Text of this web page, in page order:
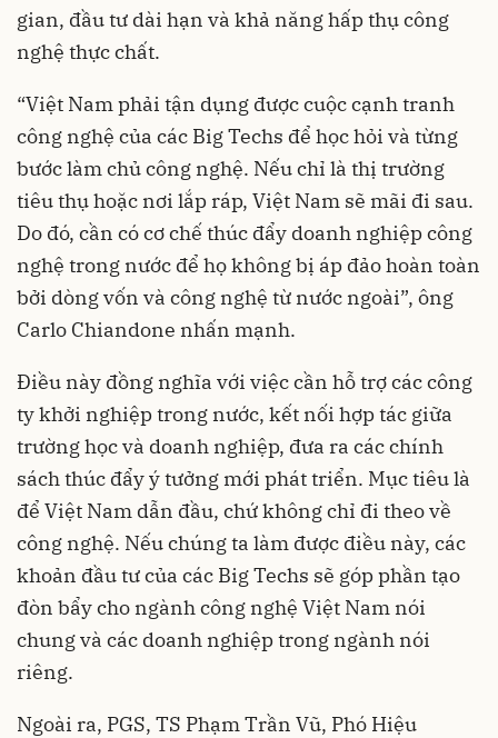
gian, đầu tư dài hạn và khả năng hấp thụ công
nghệ thực chất.
“Việt Nam phải tận dụng được cuộc cạnh tranh
công nghệ của các Big Techs để học hỏi và từng
bước làm chủ công nghệ. Nếu chỉ là thị trường
tiêu thụ hoặc nơi lắp ráp, Việt Nam sẽ mãi đi sau.
Do đó, cần có cơ chế thúc đẩy doanh nghiệp công
nghệ trong nước để họ không bị áp đảo hoàn toàn
bởi dòng vốn và công nghệ từ nước ngoài”, ông
Carlo Chiandone nhấn mạnh.
Điều này đồng nghĩa với việc cần hỗ trợ các công
ty khởi nghiệp trong nước, kết nối hợp tác giữa
trường học và doanh nghiệp, đưa ra các chính
sách thúc đẩy ý tưởng mới phát triển. Mục tiêu là
để Việt Nam dẫn đầu, chứ không chỉ đi theo về
công nghệ. Nếu chúng ta làm được điều này, các
khoản đầu tư của các Big Techs sẽ góp phần tạo
đòn bẩy cho ngành công nghệ Việt Nam nói
chung và các doanh nghiệp trong ngành nói
riêng.
Ngoài ra, PGS, TS Phạm Trần Vũ, Phó Hiệu